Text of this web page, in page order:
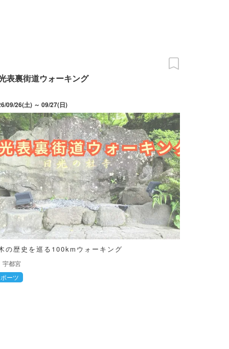
表裏街道ウォーキング
09/26(土) ～ 09/27(日)
の歴史を巡る100kmウォーキング
宇都宮
ーツ